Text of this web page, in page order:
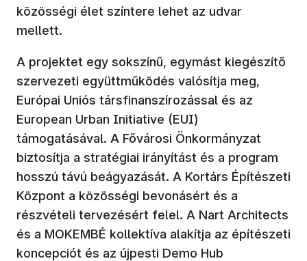
közösségi élet színtere lehet az udvar
mellett.
A projektet egy sokszínű, egymást kiegészítő
szervezeti együttműködés valósítja meg,
Európai Uniós társfinanszírozással és az
European Urban Initiative (EUI)
támogatásával. A Fővárosi Önkormányzat
biztosítja a stratégiai irányítást és a program
hosszú távú beágyazását. A Kortárs Építészeti
Központ a közösségi bevonásért és a
részvételi tervezésért felel. A Nart Architects
és a MOKEMBÉ kollektíva alakítja az építészeti
koncepciót és az újpesti Demo Hub